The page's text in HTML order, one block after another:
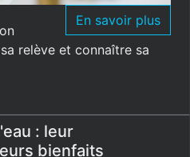
En savoir plus
relève et connaître sa
: leur
bienfaits